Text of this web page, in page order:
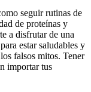
seguir rutinas de
de proteínas y
a disfrutar de una
estar saludables y
falsos mitos. Tener
importar tus